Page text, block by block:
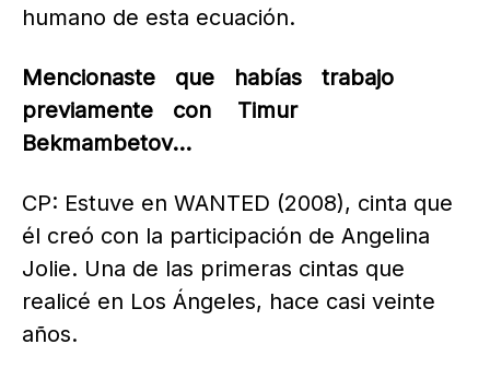
humano de esta ecuación.
Mencionaste que habías trabajo
previamente con Timur
Bekmambetov…
CP: Estuve en WANTED (2008), cinta que
él creó con la participación de Angelina
Jolie. Una de las primeras cintas que
realicé en Los Ángeles, hace casi veinte
años.